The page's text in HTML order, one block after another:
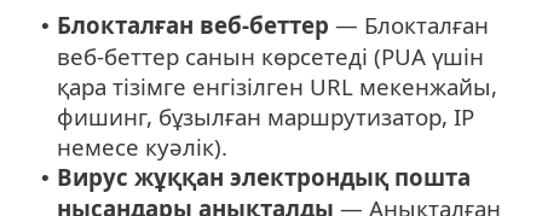
• Блокталған веб-беттер — Блокталған
веб-беттер санын көрсетеді (PUA үшін
қара тізімге енгізілген URL мекенжайы,
фишинг, бұзылған маршрутизатор, IP
немесе куәлік).
• Вирус жұққан электрондық пошта
нысандары анықталды — Анықталған